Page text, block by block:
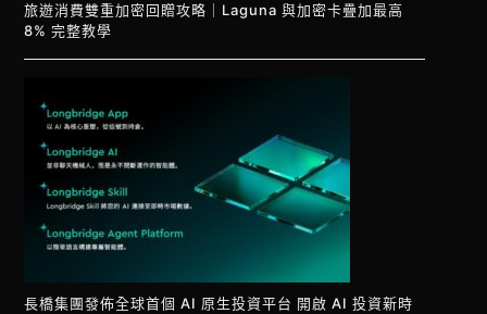
旅遊消費雙重加密回贈攻略｜Laguna 與加密卡疊加最高
8% 完整教學
長橋集團發佈全球首個 AI 原生投資平台 開啟 AI 投資新時